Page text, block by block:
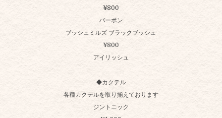
¥800
バーボン
ブッシュミルズ ブラックブッシュ
¥800
アイリッシュ
◆カクテル
各種カクテルを取り揃えております
ジントニック